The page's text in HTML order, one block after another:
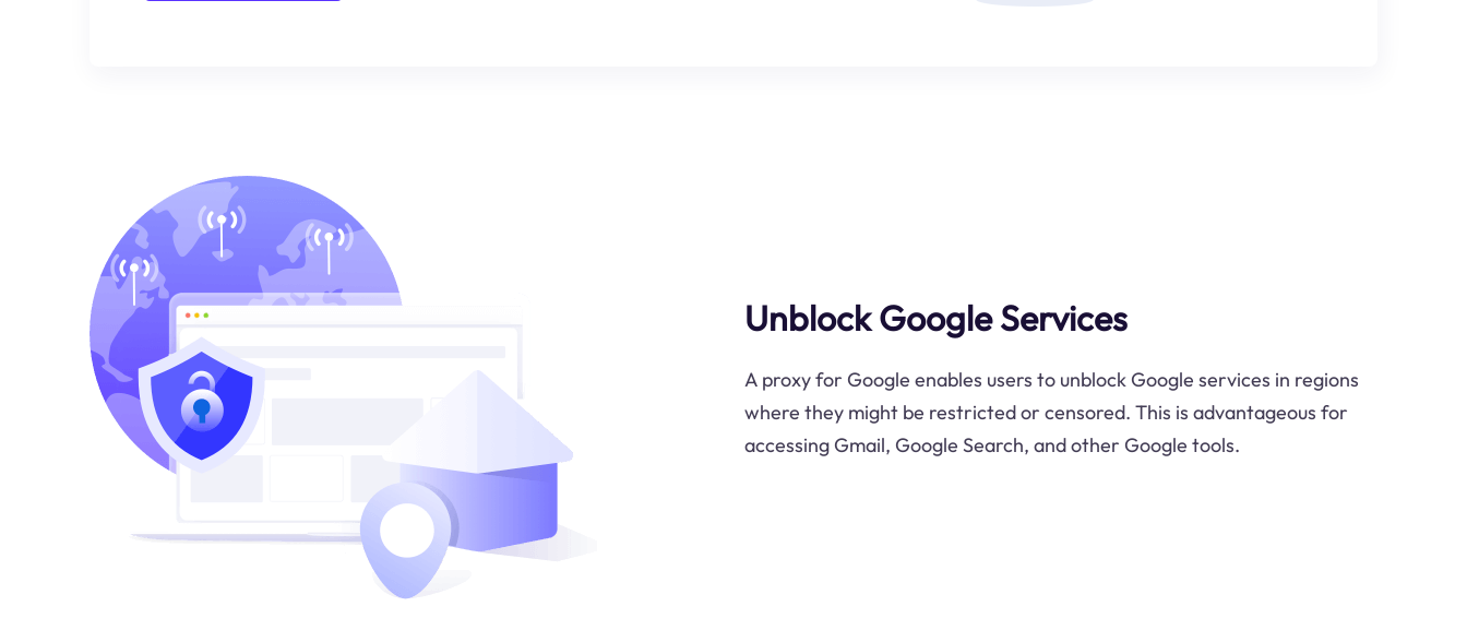
Unblock Google Services
A proxy for Google enables users to unblock Google services in regions
where they might be restricted or censored. This is advantageous for
accessing Gmail, Google Search, and other Google tools.